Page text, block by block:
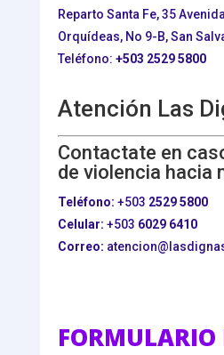
Reparto Santa Fe, 35
Orquídeas, No 9-B, San
Teléfono: +503 2529 5800
Atención Las
Contactate en
de violencia hacia
Teléfono: +503 2529 5800
Celular: +503 6029 6410
Correo:
FORMULARIO